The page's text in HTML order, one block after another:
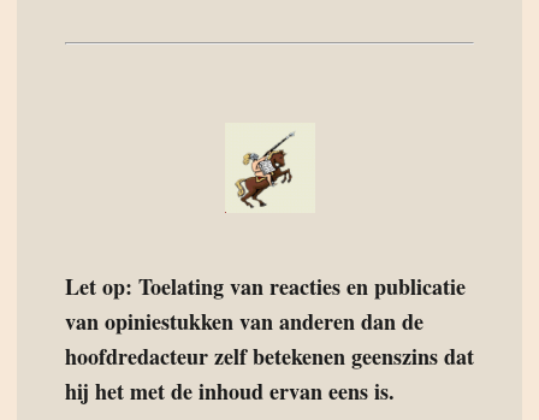
Let op: Toelating van reacties en publicatie
van opiniestukken van anderen dan de
hoofdredacteur zelf betekenen geenszins dat
hij het met de inhoud ervan eens is.